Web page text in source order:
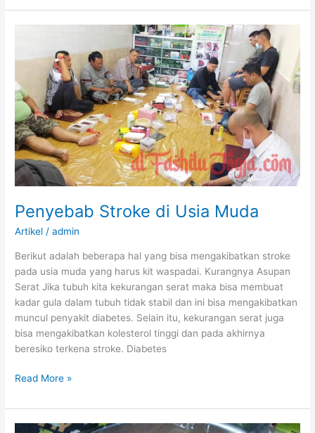
dan
Pengobatan
Penyebab Stroke di Usia Muda
Artikel /admin
Berikut adalah beberapa hal yang bisa mengakibatkan stroke
pada usia muda yang harus kit waspadai. Kurangnya Asupan
Serat Jika tubuh kita kekurangan serat maka bisa membuat
kadar gula dalam tubuh tidak stabil dan ini bisa mengakibatkan
muncul penyakit diabetes. Selain itu, kekurangan serat juga
bisa mengakibatkan kolesterol tinggi dan pada akhirnya
beresiko terkena stroke. Diabetes
Penyebab
di
Usia
Read More »